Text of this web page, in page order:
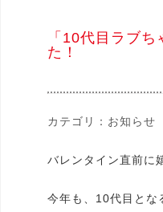
「10代目ラブ
た！
カテゴリ： お知らせ
バレンタイン直前に
今年も、10代目とな